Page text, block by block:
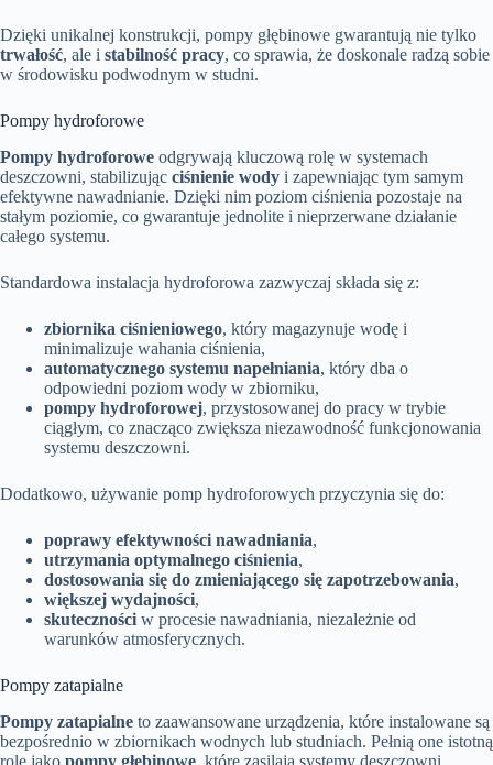
Dzięki unikalnej konstrukcji, pompy głębinowe gwarantują nie tylko
trwałość, ale i stabilność pracy, co sprawia, że doskonale radzą sobie
w środowisku podwodnym w studni.
Pompy hydroforowe
Pompy hydroforowe odgrywają kluczową rolę w systemach
deszczowni, stabilizując ciśnienie wody i zapewniając tym samym
efektywne nawadnianie. Dzięki nim poziom ciśnienia pozostaje na
stałym poziomie, co gwarantuje jednolite i nieprzerwane działanie
całego systemu.
Standardowa instalacja hydroforowa zazwyczaj składa się z:
zbiornika ciśnieniowego, który magazynuje wodę i
minimalizuje wahania ciśnienia,
automatycznego systemu napełniania, który dba o
odpowiedni poziom wody w zbiorniku,
pompy hydroforowej, przystosowanej do pracy w trybie
ciągłym, co znacząco zwiększa niezawodność funkcjonowania
systemu deszczowni.
Dodatkowo, używanie pomp hydroforowych przyczynia się do:
poprawy efektywności nawadniania,
utrzymania optymalnego ciśnienia,
dostosowania się do zmieniającego się zapotrzebowania,
większej wydajności,
skuteczności w procesie nawadniania, niezależnie od
warunków atmosferycznych.
Pompy zatapialne
Pompy zatapialne to zaawansowane urządzenia, które instalowane są
bezpośrednio w zbiornikach wodnych lub studniach. Pełnią one istotną
rolę jako pompy głębinowe , które zasilają systemy deszczowni.